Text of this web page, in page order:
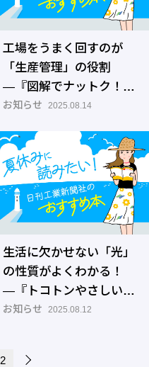
工場をうまく回すのが
「生産管理」の役割
―『図解でナットク！生
産管理入門 よい製品を
仕組み』
お知らせ 2025.08.14
生活に欠かせない「光」
の性質がよくわかる！
―『トコトンやさしい光
学の本』
お知らせ 2025.08.12
2